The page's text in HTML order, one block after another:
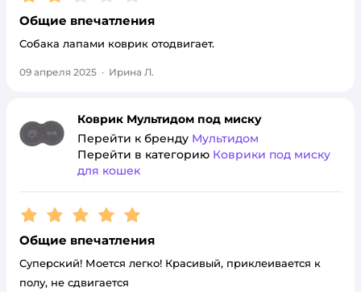
Общие впечатления
Собака лапами коврик отодвигает.
09 апреля 2025 · Ирина Л.
Коврик Мультидом под миску
Перейти к бренду Мультидом
Перейти в категорию Коврики под миску
для кошек
Рейтинг:5
Общие впечатления
Суперский! Моется легко! Красивый, приклеивается к
полу, не сдвигается